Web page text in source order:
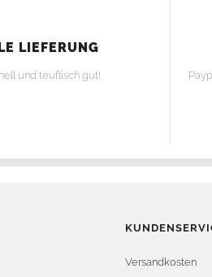
LIEFERUNG
und teuflisch gut!
Versandkosten